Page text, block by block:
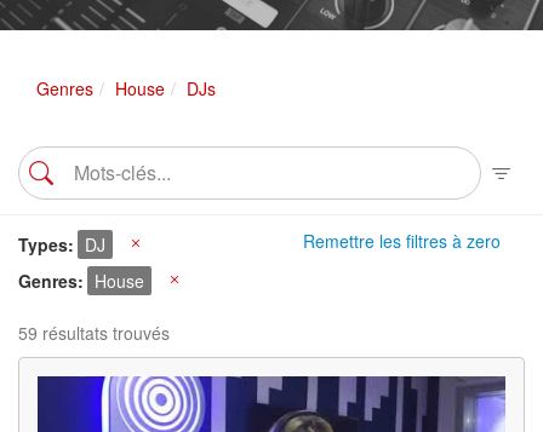
Genres House DJs
Remettre les filtres à zero
Types DJ
Genres
House
59 résultats trouvés